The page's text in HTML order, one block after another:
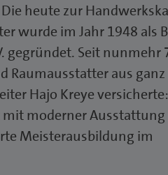
heute zur
wurde im Jahr 1948 als
Seit nunmehr
Raumausstatter aus
Hajo Kreye
moderner
Meisterausbildung im